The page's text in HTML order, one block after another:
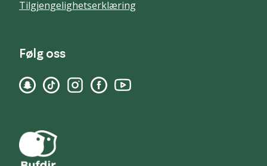
Tilgjengelighetserklæring
Følg oss